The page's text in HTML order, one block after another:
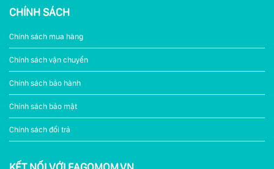
CHÍNH SÁCH
Chính sách mua hàng
Chính sách vận chuyển
Chính sách bảo hành
Chính sách bảo mật
Chính sách đổi trả